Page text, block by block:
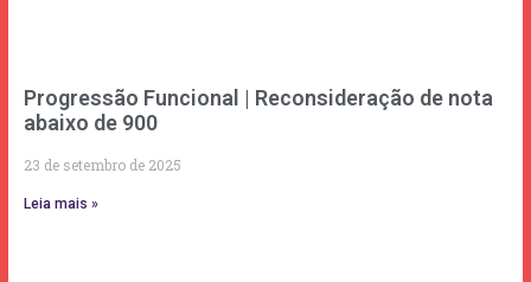
Progressão Funcional | Reconsideração de nota
abaixo de 900
23 de setembro de 2025
Leia mais »